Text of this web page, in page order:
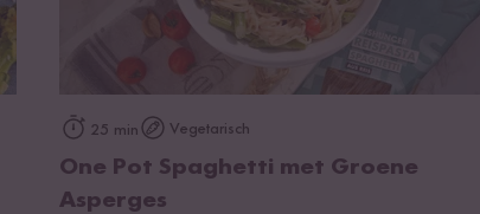
25 min Vegetarisch
One Pot Spaghetti met Groene
Asperges